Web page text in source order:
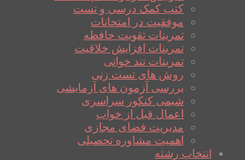
کتب کمک درسی و تست
موفقیت در امتحانات
تمرینات تقویت حافظه
تمرینات افزایش خلاقیت
تمرینات تند خوانی
روش های تست زنی
بررسی آزمون های آزمایشی
شیمی کنکور سراسری
اعمال قبل از خواب
مدیریت فضای مجازی
اهمیت مشاوره تحصیلی
انتخاب رشته